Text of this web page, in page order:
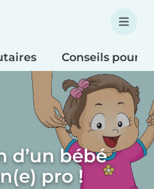
Conseils pour
d’un bébé
pro !